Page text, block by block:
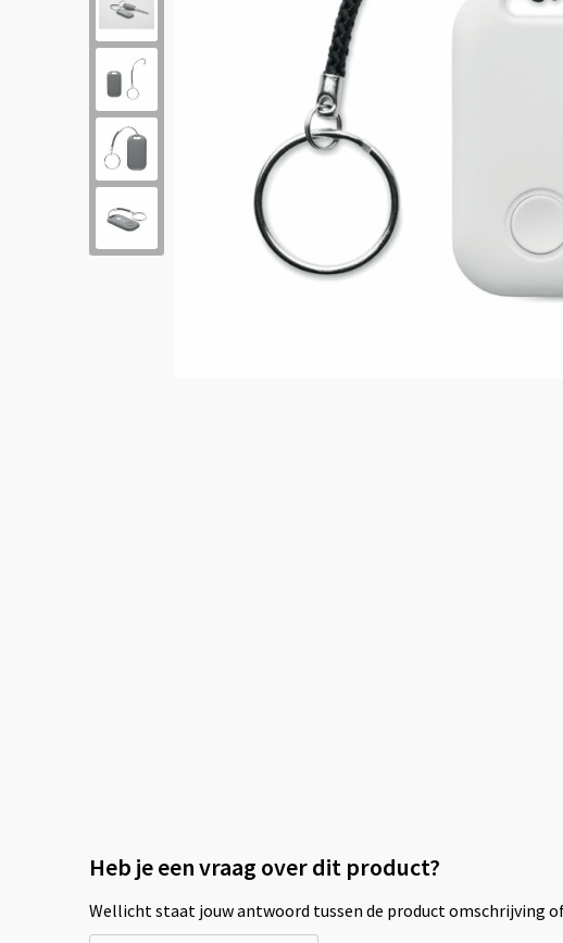
Heb je een vraag over dit product?
Wellicht staat jouw antwoord tussen de product omschrijving